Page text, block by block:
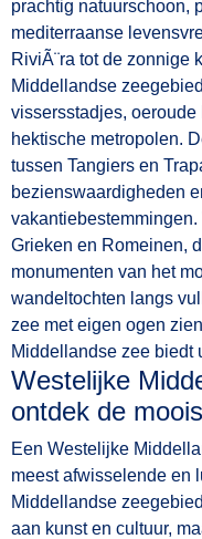
prachtig natuurschoon,
mediterraanse
RiviÃ¨ra tot de zonnige
Middellandse
vissersstadjes,
hektische metropolen.
tussen Tangiers en
bezienswaardigheden
Grieken en Romeinen,
monumenten van het
wandeltochten langs
zee met eigen ogen
Middellandse zee biedt
Westelijke
ontdek de
Een Westelijke
meest afwisselende en
Middellandse
aan kunst en cultuur,